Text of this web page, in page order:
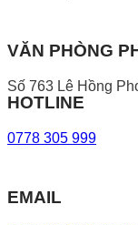
VĂN PHÒNG
Số 763 Lê Hồng
HOTLINE
0778 305 999
EMAIL